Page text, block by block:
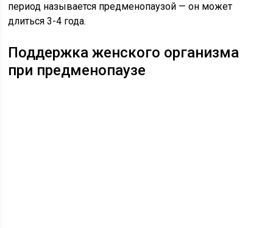
период называется предменопаузой — он может
длиться 3-4 года.
Поддержка женского организма
при предменопаузе